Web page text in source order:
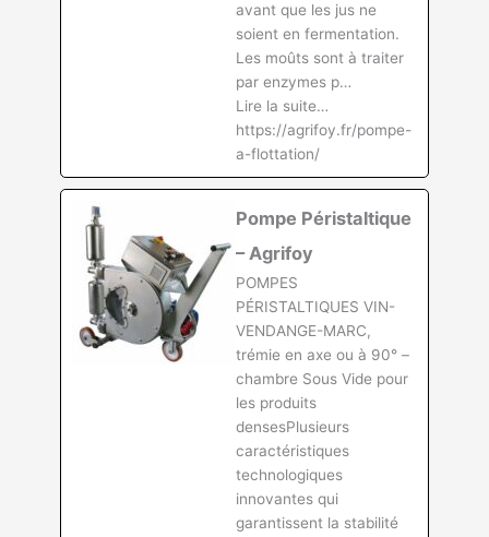
avant que les jus ne
soient en fermentation.
Les moûts sont à traiter
par enzymes p…
Lire la suite…
https://agrifoy.fr/pompe-
a-flottation/
Pompe Péristaltique
– Agrifoy
POMPES
PÉRISTALTIQUES VIN-
VENDANGE-MARC,
trémie en axe ou à 90° –
chambre Sous Vide pour
les produits
densesPlusieurs
caractéristiques
technologiques
innovantes qui
garantissent la stabilité